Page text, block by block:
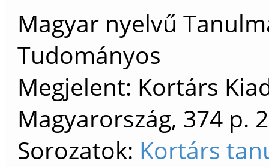
Magyar nyelvű
Tudományos
Megjelent: Kortárs
Magyarország, 374 p.
Sorozatok: Kortárs